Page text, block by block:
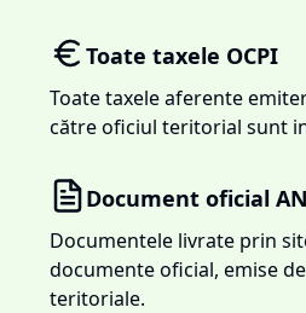
Toate taxele OCPI
Toate taxele aferente
către oficiul teritorial sunt
Document oficial
Documentele livrate prin
documente oficial, emise
teritoriale.